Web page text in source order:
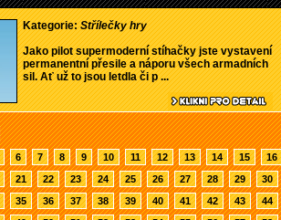
Kategorie:Střílečky hry
Jako pilot supermoderní stíhačky jste vystavení
permanentní přesile a náporu všech armadních
sil. Ať už to jsou letdla či p ...
6 7 8 9 10 11 12 13 14 15
16
21 22 23 24 25 26 27 28 29
30
35 36 37 38 39 40 41 42 43
44